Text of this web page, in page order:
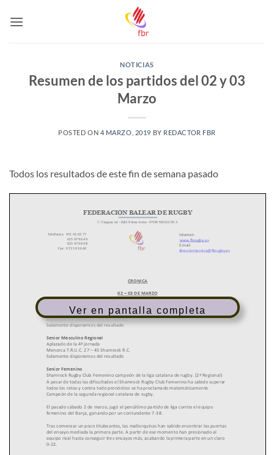
NOTICIAS
Resumen de los partidos del 02 y 03
Marzo
POSTED ON 4 MARZO, 2019 BY REDACTOR FBR
Todos los resultados de este fin de semana pasado
Ver en pantalla completa